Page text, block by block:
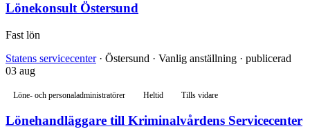
Lönekonsult Östersund
Fast lön
Statens servicecenter· Östersund · Vanlig anställning · publicerad
03 aug
Löne- och personaladministratörer Heltid Tills vidare
Lönehandläggare till Kriminalvårdens Servicecenter